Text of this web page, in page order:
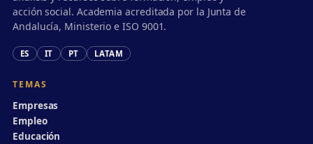
acción social. Academia acreditada por la Junta de
Andalucía, Ministerio e ISO 9001.
ES IT PT LATAM
TEMAS
Empresas
Empleo
Educación